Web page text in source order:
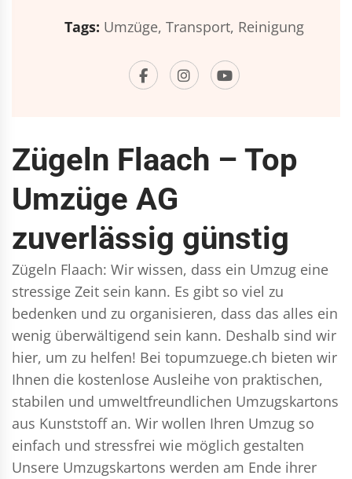
Tags: Umzüge, Transport, Reinigung
Zügeln Flaach – Top
Umzüge AG
zuverlässig günstig
Zügeln Flaach: Wir wissen, dass ein Umzug eine
stressige Zeit sein kann. Es gibt so viel zu
bedenken und zu organisieren, dass das alles ein
wenig überwältigend sein kann. Deshalb sind wir
hier, um zu helfen! Bei topumzuege.ch bieten wir
Ihnen die kostenlose Ausleihe von praktischen,
stabilen und umweltfreundlichen Umzugskartons
aus Kunststoff an. Wir wollen Ihren Umzug so
einfach und stressfrei wie möglich gestalten
Unsere Umzugskartons werden am Ende ihrer